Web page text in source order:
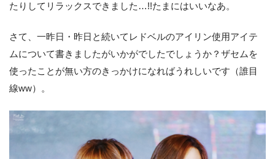
たりしてリラックスできました…!!たまにはいいなあ。
さて、一昨日・昨日と続いてレドベルのアイリン使用アイテ
ムについて書きましたがいかがでしたでしょうか？ザセムを
使ったことが無い方のきっかけになればうれしいです（誰目
線ww）。